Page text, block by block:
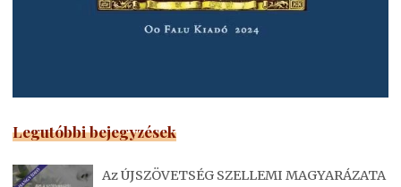
Legutóbbi bejegyzések
Az ÚJSZÖVETSÉG SZELLEMI MAGYARÁZATA